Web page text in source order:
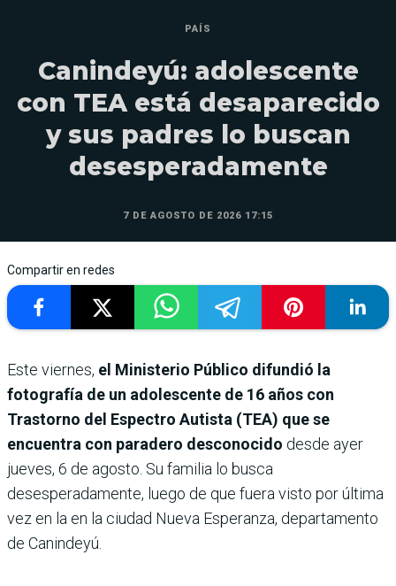
PAÍS
Canindeyú: adolescente
con TEA está desaparecido
y sus padres lo buscan
desesperadamente
7 DE AGOSTO DE 2026 17:15
Compartir en redes
Este viernes, el Ministerio Público difundió la
fotografía de un adolescente de 16 años con
Trastorno del Espectro Autista (TEA) que se
encuentra con paradero desconocido desde ayer
jueves, 6 de agosto. Su familia lo busca
desesperadamente, luego de que fuera visto por última
vez en la en la ciudad Nueva Esperanza, departamento
de Canindeyú.